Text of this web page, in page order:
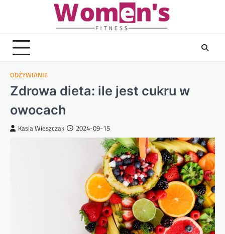
ODŻYWIANIE
Zdrowa dieta: ile jest cukru w
owocach
Kasia Wieszczak 2024-09-15